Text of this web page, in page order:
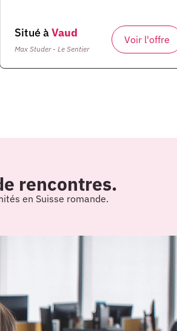
Situé àVaud
Max Studer - Le Sentier
Voir l'offre
rencontres.
en Suisse romande.